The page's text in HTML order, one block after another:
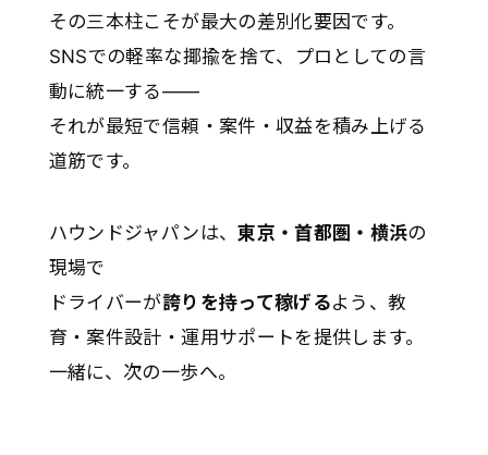
その三本柱こそが最大の差別化要因です。
SNSでの軽率な揶揄を捨て、プロとしての言
動に統一する——
それが最短で信頼・案件・収益を積み上げる
道筋です。
ハウンドジャパンは、東京・首都圏・横浜の
現場で
ドライバーが誇りを持って稼げるよう、教
育・案件設計・運用サポートを提供します。
一緒に、次の一歩へ。